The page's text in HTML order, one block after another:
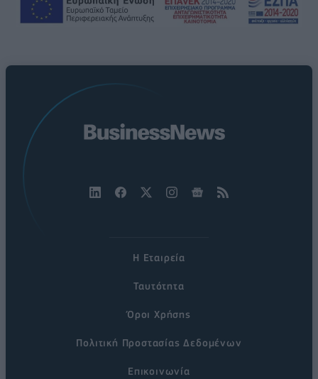
Η Εταιρεία
Ταυτότητα
Όροι Χρήσης
Πολιτική Προστασίας Δεδομένων
Επικοινωνία